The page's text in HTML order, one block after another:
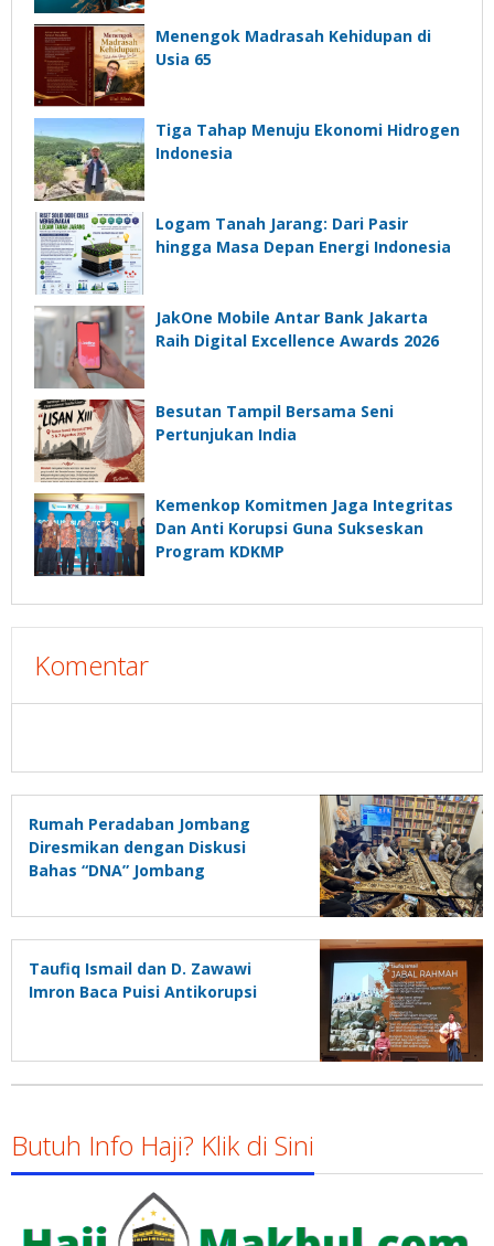
Menengok Madrasah Kehidupan di
Usia 65
Tiga Tahap Menuju Ekonomi Hidrogen
Indonesia
Logam Tanah Jarang: Dari Pasir
hingga Masa Depan Energi Indonesia
JakOne Mobile Antar Bank Jakarta
Raih Digital Excellence Awards 2026
Besutan Tampil Bersama Seni
Pertunjukan India
Kemenkop Komitmen Jaga Integritas
Dan Anti Korupsi Guna Sukseskan
Program KDKMP
Komentar
Rumah Peradaban Jombang
Diresmikan dengan Diskusi
Bahas “DNA” Jombang
Taufiq Ismail dan D. Zawawi
Imron Baca Puisi Antikorupsi
Butuh Info Haji? Klik di Sini